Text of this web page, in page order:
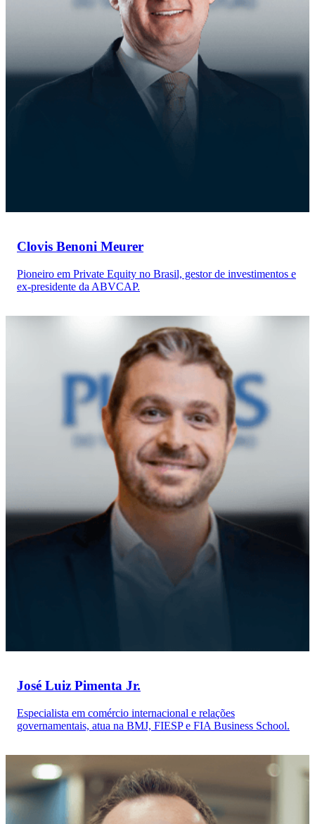
Clovis Benoni Meurer
Pioneiro em Private Equity no Brasil, gestor de investimentos e
ex-presidente da ABVCAP.
José Luiz Pimenta Jr.
Especialista em comércio internacional e relações
governamentais, atua na BMJ, FIESP e FIA Business School.